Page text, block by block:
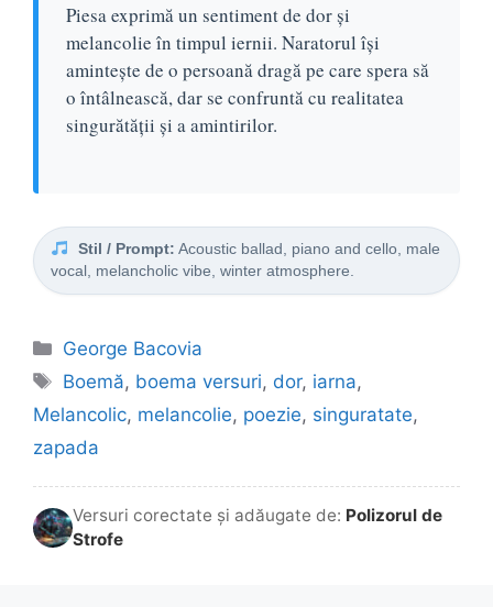
Piesa exprimă un sentiment de dor și
melancolie în timpul iernii. Naratorul își
amintește de o persoană dragă pe care spera să
o întâlnească, dar se confruntă cu realitatea
singurătății și a amintirilor.
Stil / Prompt: Acoustic ballad, piano and cello, male
vocal, melancholic vibe, winter atmosphere.
Categorii
George Bacovia
Etichete
Boemă, boema versuri, dor, iarna,
Melancolic, melancolie, poezie, singuratate,
zapada
Versuri corectate și adăugate de: Polizorul de
Strofe